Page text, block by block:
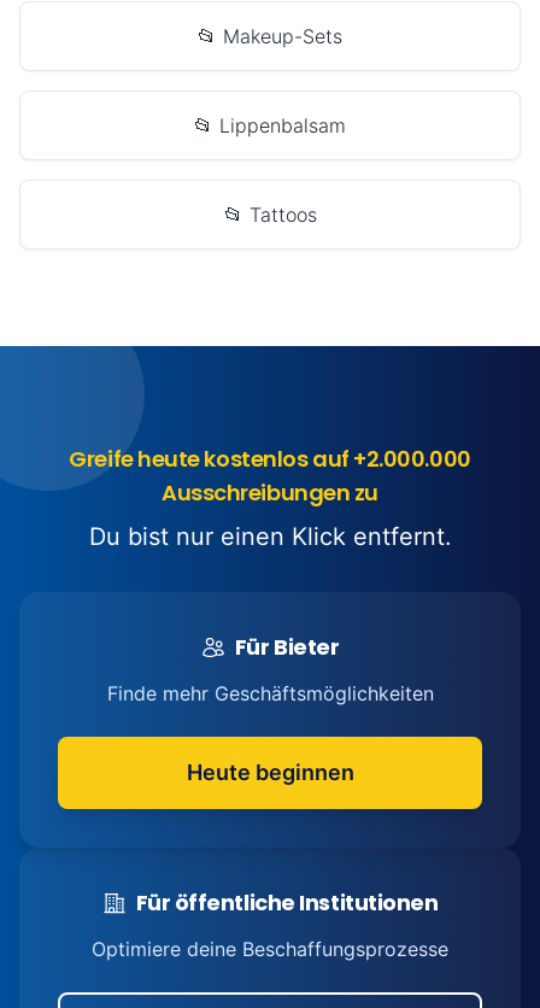
📂 Makeup-Sets
📂 Lippenbalsam
📂 Tattoos
Greife heute kostenlos auf +2.000.000
Ausschreibungen zu
Du bist nur einen Klick entfernt.
Für Bieter
Finde mehr Geschäftsmöglichkeiten
Heute beginnen
Für öffentliche Institutionen
Optimiere deine Beschaffungsprozesse